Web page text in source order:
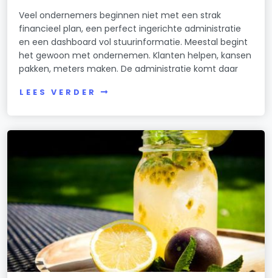
Veel ondernemers beginnen niet met een strak
financieel plan, een perfect ingerichte administratie
en een dashboard vol stuurinformatie. Meestal begint
het gewoon met ondernemen. Klanten helpen, kansen
pakken, meters maken. De administratie komt daar
LEES VERDER